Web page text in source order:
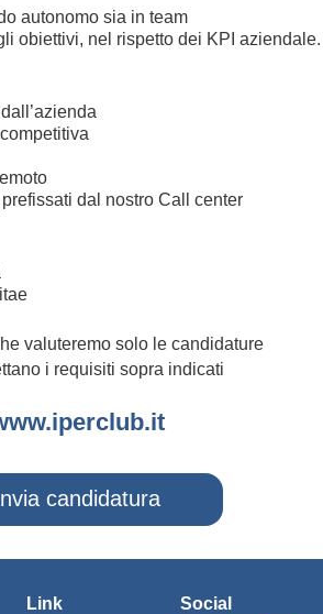
autonomo sia in team
obiettivi, nel rispetto dei KPI aziendale.
dal nostro Call center
valuteremo solo le candidature
i requisiti sopra indicati
t
candidatura
Link
Social